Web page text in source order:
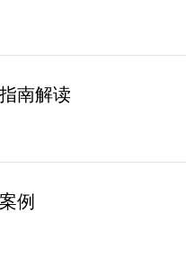
南解读
例